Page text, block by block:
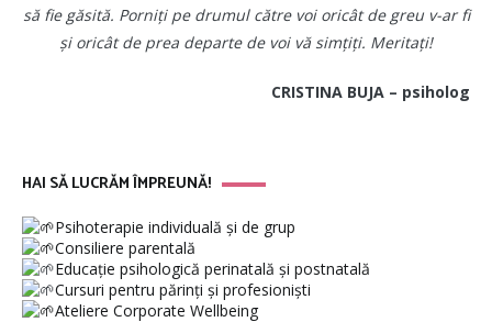
să fie găsită. Porniți pe drumul către voi oricât de greu v-ar fi
și oricât de prea departe de voi vă simțiți. Meritați!
CRISTINA BUJA – psiholog
HAI SĂ LUCRĂM ÎMPREUNĂ!
Psihoterapie individuală și de grup
Consiliere parentală
Educație psihologică perinatală și postnatală
Cursuri pentru părinți și profesioniști
Ateliere Corporate Wellbeing